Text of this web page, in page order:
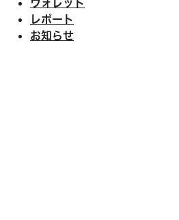
ウォレット
レポート
お知らせ